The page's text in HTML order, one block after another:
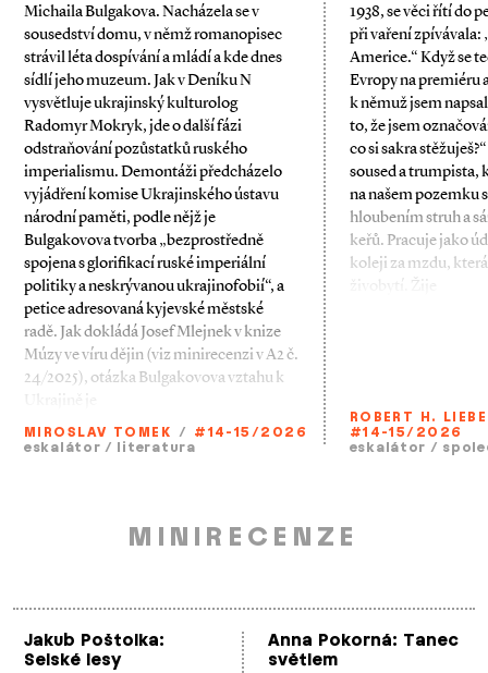
Michaila Bulgakova. Nacházela se v
sousedství domu, v němž romanopisec
strávil léta dospívání a mládí a kde dnes
sídlí jeho mu­zeum. Jak v Deníku N
vysvětluje ukrajinský kulturolog
Radomyr Mokryk, jde o další fázi
odstraňování pozůstatků ruského
imperialismu. Demontáži předcházelo
vyjádření komise Ukrajinského ústavu
národní paměti, podle nějž je
Bulgakovova tvorba „bezprostředně
spojena s glorifikací ruské imperiální
politiky a neskrývanou ukrajinofobií“, a
petice adresovaná kyjevské městské
radě. Jak dokládá Josef Mlejnek v knize
Múzy ve víru dějin (viz minirecenzi v A2 č.
24/2025), otázka Bulgakovova vztahu k
Ukrajině je
MIROSLAV TOMEK / #14-15/2026
eskalátor / literatura
1938, se věci řítí do
při vaření zpívávala:
Americe.“ Když se
Evropy na premiéru
k němuž jsem
to, že jsem
co si sakra
soused a trumpista,
na našem pozemku
hloubením struh a
keřů. Pracuje jako
koleji za mzdu,
živobytí. Žije
ROBERT H.
#14-15/2026
eskalátor /
MINIRECENZE
Jakub Poštolka:
Selské lesy
Anna Pokorná: Tanec
světlem